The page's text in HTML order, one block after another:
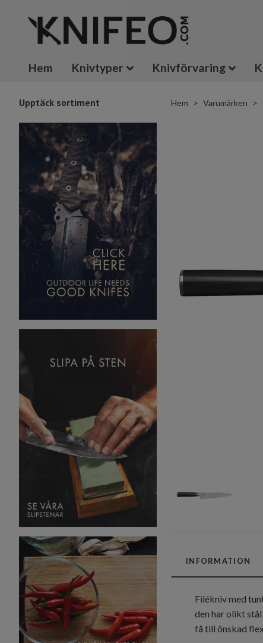
Hem Knivtyper Knivförvaring
Upptäck sortiment Hem Varumärken
INFORMATION
Filékniv med
den har olikt
få till önskad